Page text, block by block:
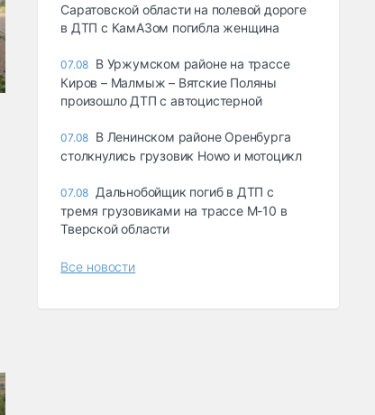
Саратовской области на полевой дороге
в ДТП с КамАЗом погибла женщина
07.08 В Уржумском районе на трассе
Киров – Малмыж – Вятские Поляны
произошло ДТП с автоцистерной
07.08 В Ленинском районе Оренбурга
столкнулись грузовик Howo и мотоцикл
07.08 Дальнобойщик погиб в ДТП с
тремя грузовиками на трассе М-10 в
Тверской области
Все новости